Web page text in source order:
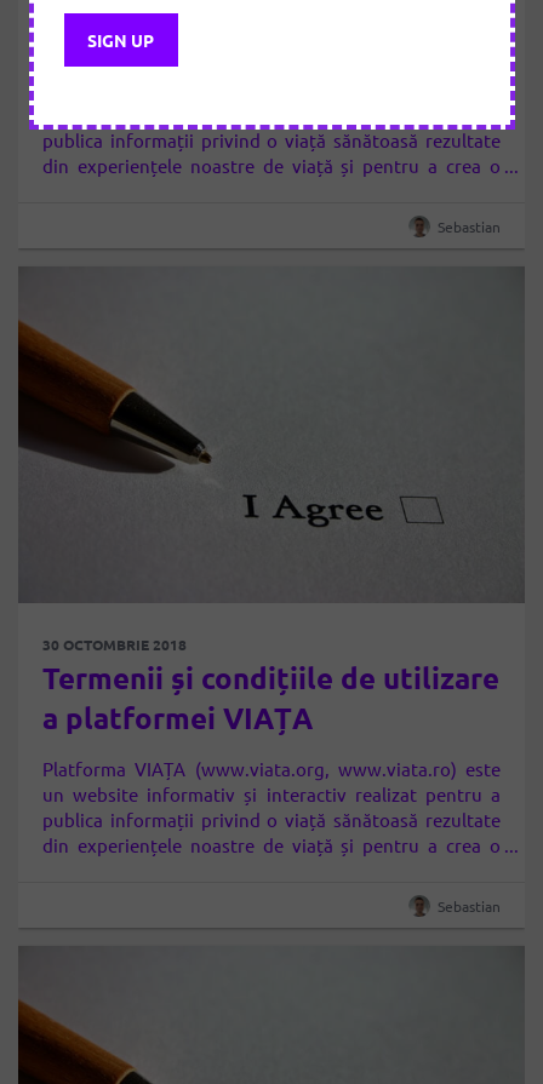
anulare comenzi/servicii VIAȚA
publica informații privind o viață sănătoasă rezultate
din experiențele noastre de viață și pentru a crea o
cele mai bune modalități de a trăi sănătos și de a
Sebastian
30 OCTOMBRIE 2018
Termenii și condițiile de utilizare
a platformei VIAȚA
Platforma VIAȚA (www.viata.org, www.viata.ro) este
un website informativ și interactiv realizat pentru a
publica informații privind o viață sănătoasă rezultate
din experiențele noastre de viață și pentru a crea o
cele mai bune modalități de a trăi sănătos și de a
Sebastian